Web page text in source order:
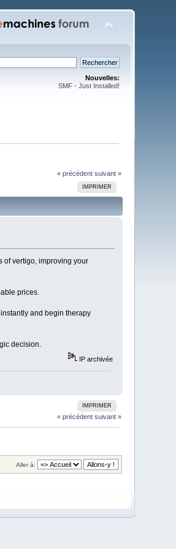
Nouvelles:
SMF - Just Installed!
« précédent suivant »
IMPRIMER
of vertigo, improving your
prices.
and begin therapy
decision.
IP archivée
IMPRIMER
« précédent suivant »
Aller à: